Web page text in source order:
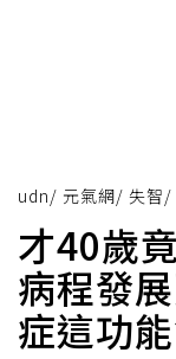
udn/ 元氣網/ 失智/
才40歲
病程發
症這功